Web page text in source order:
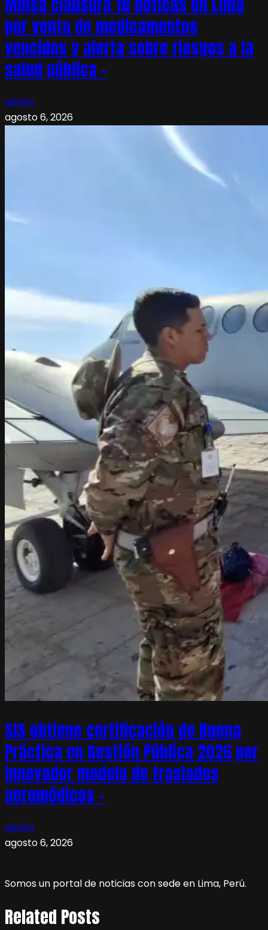
por venta de medicamentos
vencidos y alerta sobre riesgos a la
salud pública –
admin
agosto 6, 2026
SIS obtiene certificación de Buena
Práctica en Gestión Pública 2026 por
innovador modelo de traslados
aeromédicos –
admin
agosto 6, 2026
Somos un portal de noticias con sede en Lima, Perú.
Related Posts